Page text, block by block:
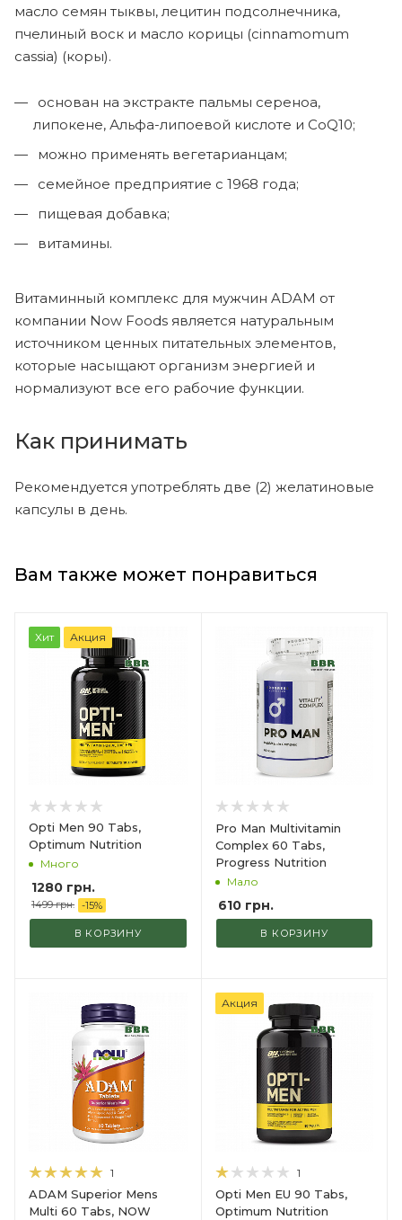
масло семян тыквы, лецитин подсолнечника,
пчелиный воск и масло корицы (cinnamomum
cassia) (коры).
основан на экстракте пальмы сереноа,
липокене, Альфа-липоевой кислоте и CoQ10;
можно применять вегетарианцам;
cемейное предприятие с 1968 года;
пищевая добавка;
витамины.
Витаминный комплекс для мужчин ADAM от
компании Now Foods является натуральным
источником ценных питательных элементов,
которые насыщают организм энергией и
нормализуют все его рабочие функции.
Как принимать
Рекомендуется употреблять две (2) желатиновые
капсулы в день.
Вам также может понравиться
Хит Акция
Opti Men 90 Tabs,
Optimum Nutrition
Много
1280 грн.
1499 грн. -15%
В КОРЗИНУ
Pro Man Multivitamin
Complex 60 Tabs,
Progress Nutrition
Мало
610грн.
В КОРЗИНУ
1
ADAM Superior Mens
Multi 60 Tabs, NOW
Акция
1
Opti Men EU 90 Tabs,
Optimum Nutrition